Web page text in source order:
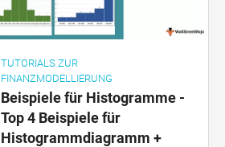
TUTORIALS ZUR
FINANZMODELLIERUNG
Beispiele für Histogramme -
Top 4 Beispiele für
Histogrammdiagramm +